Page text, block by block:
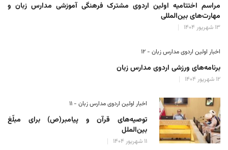
مراسم اختتامیه اولین اردوی مشترک فرهنگی آموزشی مدارس زبان و
مهارت‌های بین‌المللی
۱۳ شهریور ۱۴۰۴
اخبار اولین اردوی مدارس زبان - ۱۲
برنامه‌های ورزشی اردوی مدارس زبان
۱۲ شهریور ۱۴۰۴
اخبار اولین اردوی مدارس زبان - ۱۱
توصیه‌های قرآن و پیامبر(ص) برای مبلّغ
بین‌الملل
۱۱ شهریور ۱۴۰۴